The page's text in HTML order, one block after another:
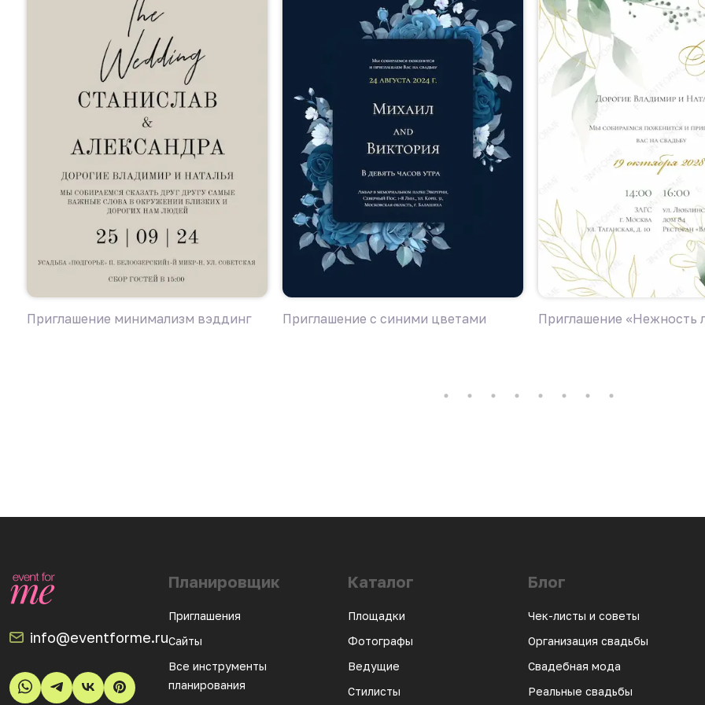
Приглашение минимализм вэддинг Приглашение с синими цветами Приглашение «Нежность
info@eventforme.ru
Планировщик
Приглашения
Сайты
Все инструменты
планирования
Каталог
Площадки
Фотографы
Ведущие
Стилисты
Блог
Чек-листы и советы
Организация свадьбы
Свадебная мода
Реальные свадьбы